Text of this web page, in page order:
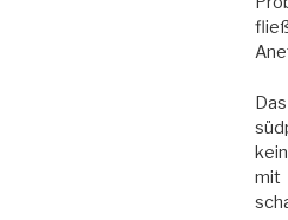
mit